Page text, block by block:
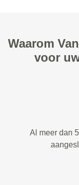
Waarom
voor
Al meer dan